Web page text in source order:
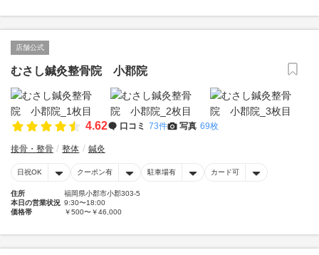
店舗公式
むさし鍼灸整骨院 小郡院
4.62 口コミ 73件 写真 69枚
接骨・整骨 整体 鍼灸
日祝OK クーポン有 駐車場有 カード可
住所
福岡県小郡市小郡303-5
本日の営業状況 9:30〜18:00
価格帯
￥500〜￥46,000